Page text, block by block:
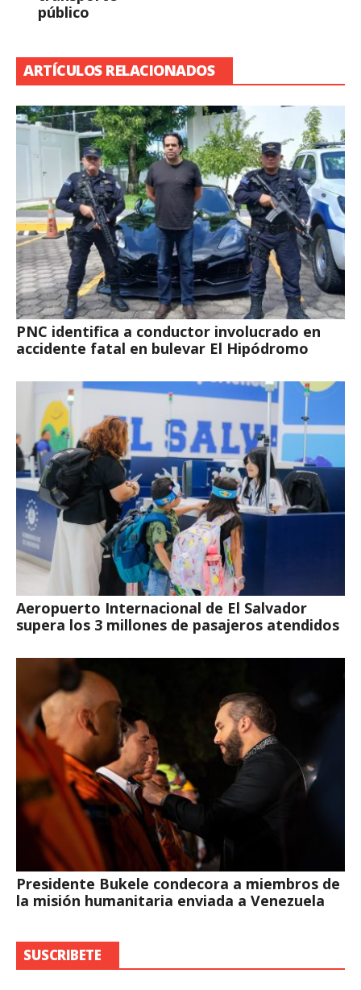
público
ARTÍCULOS RELACIONADOS
PNC identifica a conductor involucrado en
accidente fatal en bulevar El Hipódromo
Aeropuerto Internacional de El Salvador
supera los 3 millones de pasajeros atendidos
Presidente Bukele condecora a miembros de
la misión humanitaria enviada a Venezuela
SUSCRIBETE